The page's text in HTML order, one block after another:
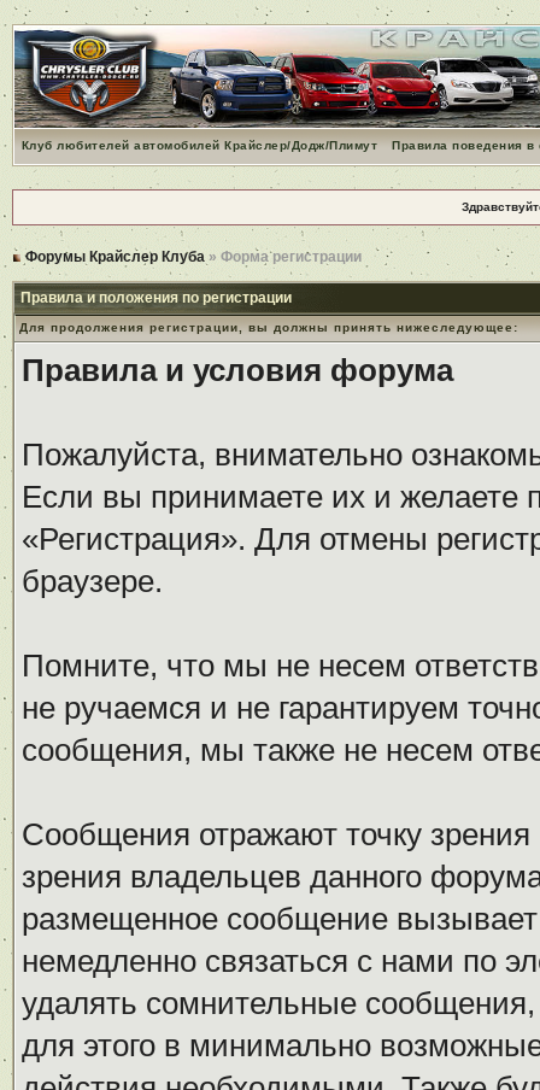
Клуб любителей автомобилей Крайслер/Додж/Плимут Правила поведения
Форумы Крайслер Клуба » Форма регистрации
Правила и положения по регистрации
Для продолжения регистрации, вы должны принять нижеследующее:
Правила и условия форума
Пожалуйста, внимательно
Если вы принимаете их и желаете
«Регистрация». Для отмены
браузере.
Помните, что мы не несем
не ручаемся и не гарантируем
сообщения, мы также не несем
Сообщения отражают точку
зрения владельцев данного
размещенное сообщение
немедленно связаться с нами по
удалять сомнительные
для этого в минимально